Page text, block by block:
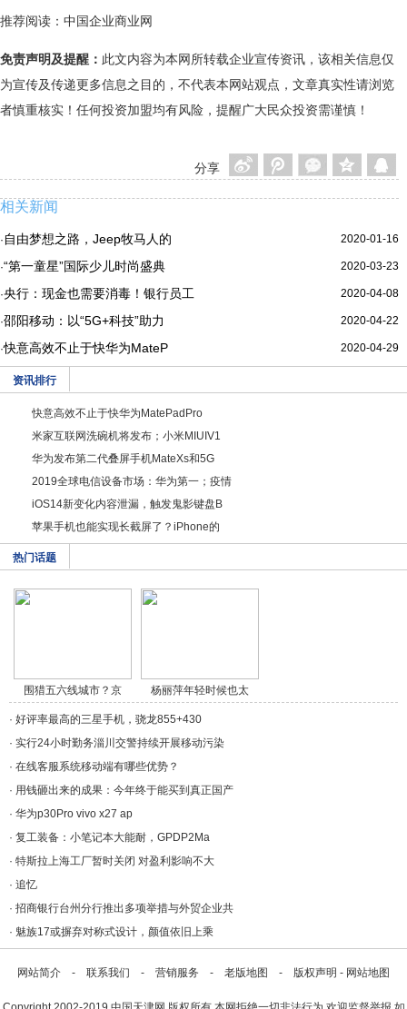
推荐阅读： 中国企业商业网
免责声明及提醒： 此文内容为本网所转载企业宣传资讯，该相关信息仅
为宣传及传递更多信息之目的，不代表本网站观点，文章真实性请浏览
者慎重核实！任何投资加盟均有风险，提醒广大民众投资需谨慎！
分享
相关新闻
2020-01-16
· 自由梦想之路，Jeep牧马人的
2020-03-23
·“第一童星”国际少儿时尚盛典
2020-04-08
·央行：现金也需要消毒！银行员工
2020-04-22
·邵阳移动：以“5G+科技”助力
2020-04-29
·快意高效不止于快华为MateP
资讯排行
快意高效不止于快华为MatePadPro
米家互联网洗碗机将发布；小米MIUIV1
华为发布第二代叠屏手机MateXs和5G
2019全球电信设备市场：华为第一；疫情
iOS14新变化内容泄漏，触发鬼影键盘B
苹果手机也能实现长截屏了？iPhone的
热门话题
围猎五六线城市？京
东/a>
杨丽萍年轻时候也太
美/a>
· 好评率最高的三星手机，骁龙855+430
· 实行24小时勤务淄川交警持续开展移动污染
· 在线客服系统移动端有哪些优势？
· 用钱砸出来的成果：今年终于能买到真正国产
· 华为p30Pro vivo x27 ap
· 复工装备：小笔记本大能耐，GPDP2Ma
· 特斯拉上海工厂暂时关闭 对盈利影响不大
· 追忆
· 招商银行台州分行推出多项举措与外贸企业共
· 魅族17或摒弃对称式设计，颜值依旧上乘
网站简介 - 联系我们 - 营销服务 - 老版地图 - 版权声明 - 网站地图